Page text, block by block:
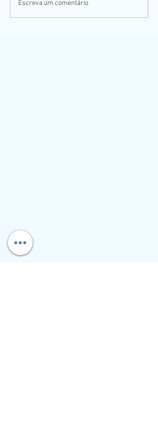
Prospera MS - Edição
Corumbá 2025
Escreva um comentário